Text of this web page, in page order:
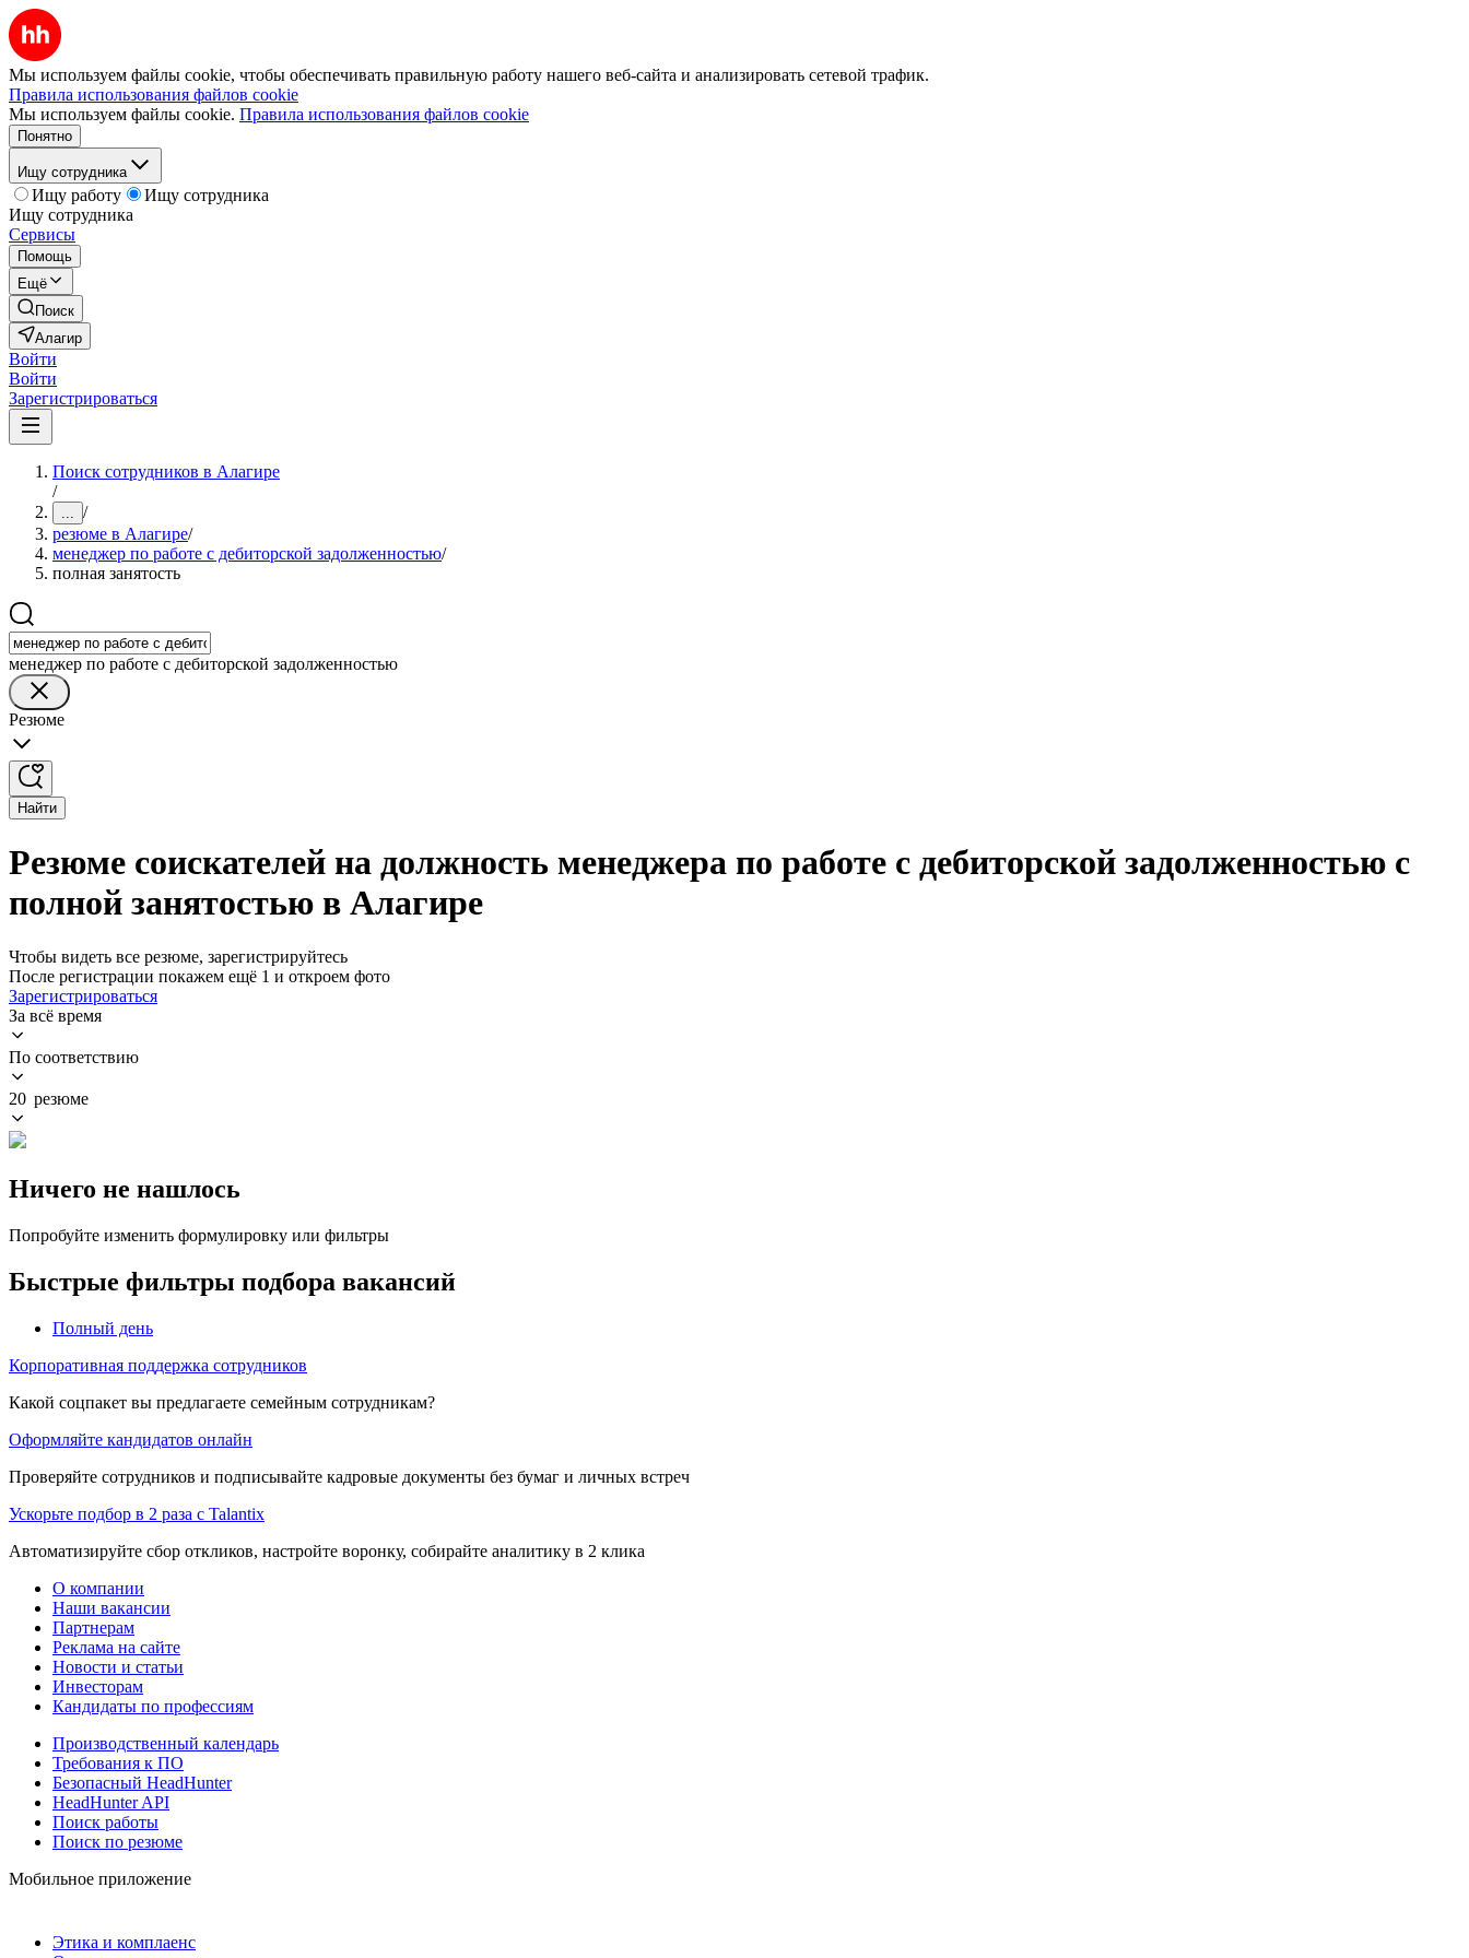
Мы используем файлы cookie, чтобы обеспечивать правильную работу нашего веб-сайта и анализировать сетевой трафик.
Правила использования файлов cookie
Мы используем файлы cookie. Правила использования файлов cookie
Понятно
Ищу сотрудника
Ищу работу
Ищу сотрудника
Ищу сотрудника
Сервисы
Помощь
Ещё
Поиск
Алагир
Войти
Войти
Зарегистрироваться
Поиск сотрудников в Алагире
/
... /
резюме в Алагире/
менеджер по работе с дебиторской задолженностью/
полная занятость
менеджер по работе с дебиторской задолженностью
Резюме
Найти
Резюме соискателей на должность менеджера по работе с дебиторской задолженностью с
полной занятостью в Алагире
Чтобы видеть все резюме, зарегистрируйтесь
После регистрации покажем ещё 1 и откроем фото
Зарегистрироваться
За всё время
По соответствию
20 резюме
Ничего не нашлось
Попробуйте изменить формулировку или фильтры
Быстрые фильтры подбора вакансий
Полный день
Корпоративная поддержка сотрудников
Какой соцпакет вы предлагаете семейным сотрудникам?
Оформляйте кандидатов онлайн
Проверяйте сотрудников и подписывайте кадровые документы без бумаг и личных встреч
Ускорьте подбор в 2 раза с Talantix
Автоматизируйте сбор откликов, настройте воронку, собирайте аналитику в 2 клика
О компании
Наши вакансии
Партнерам
Реклама на сайте
Новости и статьи
Инвесторам
Кандидаты по профессиям
Производственный календарь
Требования к ПО
Безопасный HeadHunter
HeadHunter API
Поиск работы
Поиск по резюме
Мобильное приложение
Этика и комплаенс